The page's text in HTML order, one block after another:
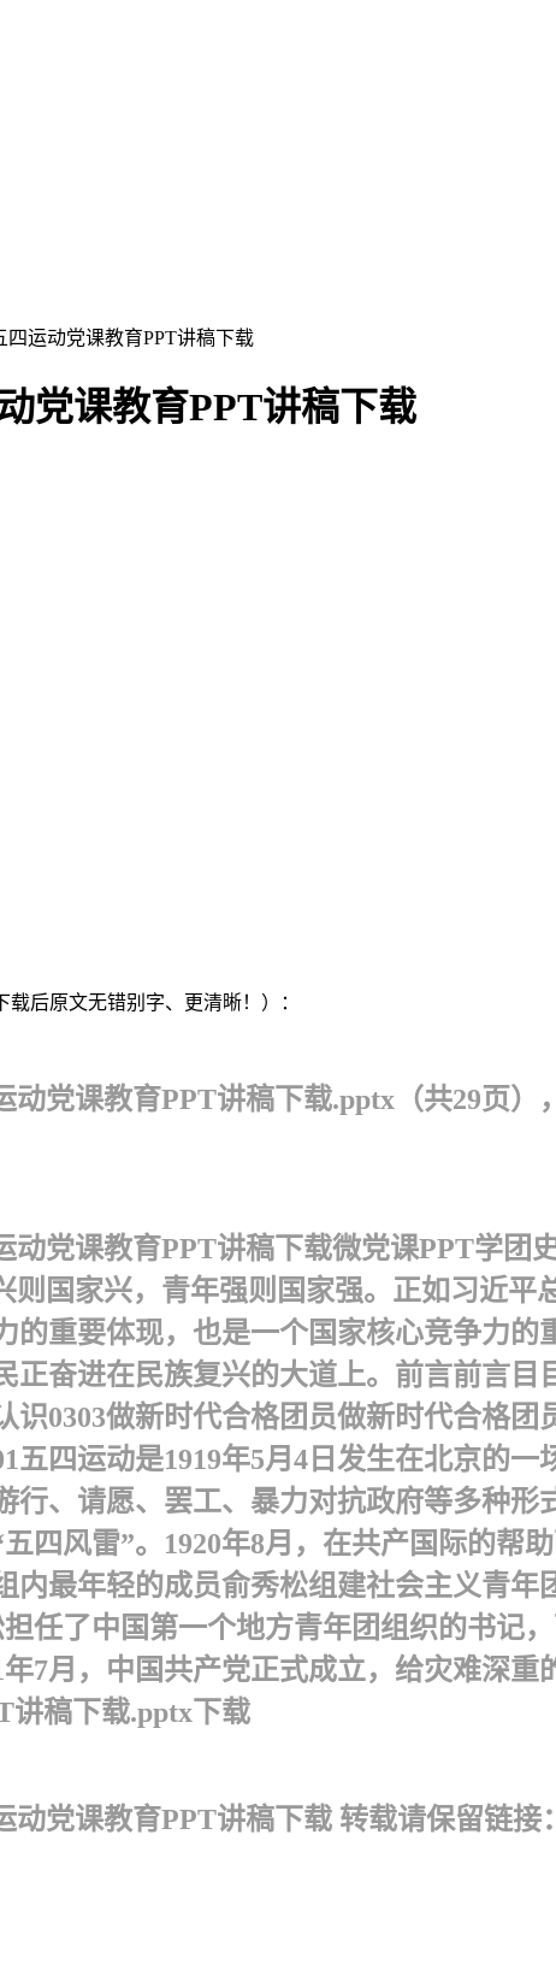
运动党课教育PPT讲稿下载
党课教育PPT讲稿下载
后原文无错别字、更清晰！）：
动党课教育PPT讲稿下载.pptx（共29页）
动党课教育PPT讲稿下载微党课PPT学团
则国家兴，青年强则国家强。正如习近
重要体现，也是一个国家核心竞争力的
奋进在民族复兴的大道上。前言前言 目
0303做新时代合格团员做新时代合格团
五四运动是1919年5月4日发生在北京的
行、请愿、罢工、暴力对抗政府等多种
四风雷”。1920年8月，在共产国际的帮
最年轻的成员俞秀松组建社会主义青年
任了中国第一个地方青年团组织的书记
7月，中国共产党正式成立，给灾难深重
讲稿下载.pptx下载
党课教育PPT讲稿下载 转载请保留链接：